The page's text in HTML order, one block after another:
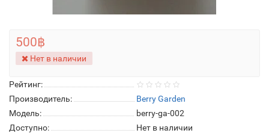
Рейтинг:
Производитель:
Berry Garden
Модель:
berry-ga-002
Доступно:
Нет в наличии
500฿
Нет в наличии